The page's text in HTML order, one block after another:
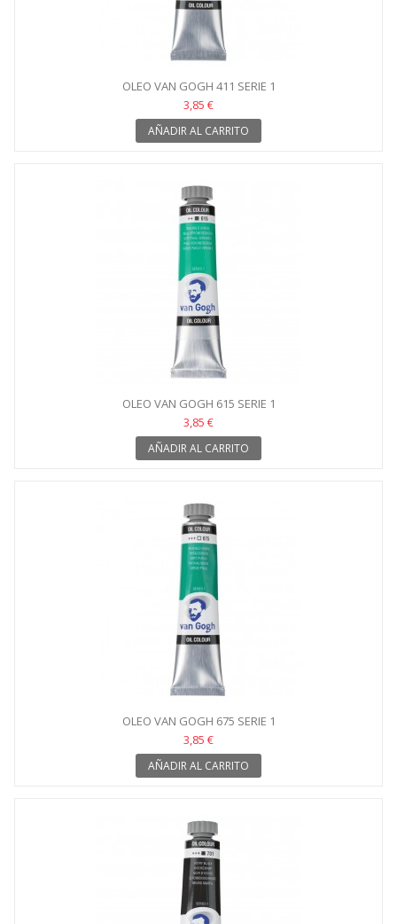
OLEO VAN GOGH 411 SERIE 1
3,85 €
AÑADIR AL CARRITO
OLEO VAN GOGH 615 SERIE 1
3,85 €
AÑADIR AL CARRITO
OLEO VAN GOGH 675 SERIE 1
3,85 €
AÑADIR AL CARRITO